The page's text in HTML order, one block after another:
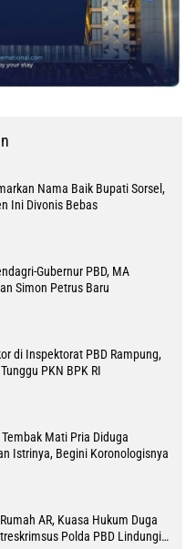
Nama Baik Bupati Sorsel,
Ini Divonis Bebas
Gubernur PBD, MA
Simon Petrus Baru
di Inspektorat PBD Rampung,
PKN BPK RI
Mati Pria Diduga
Istrinya, Begini Koronologisnya
AR, Kuasa Hukum Duga
Polda PBD Lindungi